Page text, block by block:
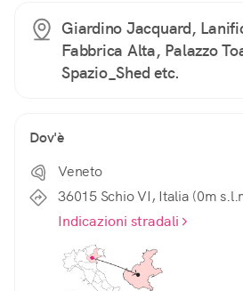
Giardino Jacquard,
Fabbrica Alta, Palazzo
Spazio_Shed etc.
Dov'è
Veneto
36015 Schio VI, Italia (0m
Indicazioni stradali